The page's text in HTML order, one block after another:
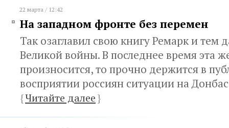
22 марта / 12:42
На западном фронте без перемен
Так озаглавил свою книгу Ремарк и тем
Великой войны. В последнее время эта
произносится, то прочно держится в
восприятии россиян ситуации на
{Читайте далее}